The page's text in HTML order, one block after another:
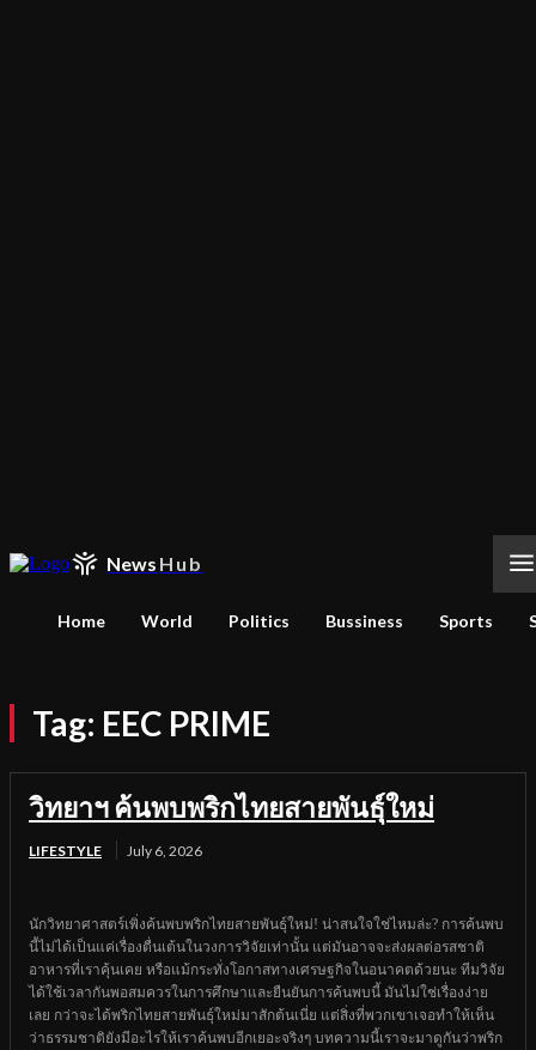
News Hub
Home World Politics Bussiness Sports
Tag: EEC PRIME
วิทยาฯ ค้นพบพริกไทยสายพันธุ์ใหม่
LIFESTYLE July 6, 2026
นักวิทยาศาสตร์เพิ่งค้นพบพริกไทยสายพันธุ์ใหม่! น่าสนใจใช่ไหมล่ะ? การค้นพบ
นี้ไม่ได้เป็นแค่เรื่องตื่นเต้นในวงการวิจัยเท่านั้น แต่มันอาจจะส่งผลต่อรสชาติ
อาหารที่เราคุ้นเคย หรือแม้กระทั่งโอกาสทางเศรษฐกิจในอนาคตด้วยนะ ทีมวิจัย
ได้ใช้เวลากันพอสมควรในการศึกษาและยืนยันการค้นพบนี้ มันไม่ใช่เรื่องง่าย
เลย กว่าจะได้พริกไทยสายพันธุ์ใหม่มาสักต้นเนี่ย แต่สิ่งที่พวกเขาเจอทำให้เห็น
ว่าธรรมชาติยังมีอะไรให้เราค้นพบอีกเยอะจริงๆ บทความนี้เราจะมาดูกันว่าพริก